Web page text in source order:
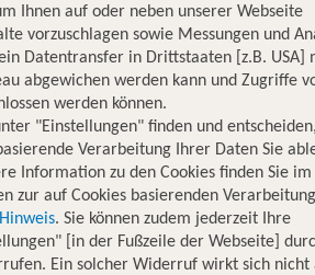
Ihnen auf oder neben unserer Webseite
vorzuschlagen sowie Messungen und
Datentransfer in Drittstaaten [z.B. USA]
abgewichen werden kann und Zugriffe
werden können.
"Einstellungen" finden und
Verarbeitung Ihrer Daten Sie
Information zu den Cookies finden Sie im
zur auf Cookies basierenden
. Sie können zudem jederzeit Ihre
[in der Fußzeile der Webseite]
Ein solcher Widerruf wirkt sich nicht